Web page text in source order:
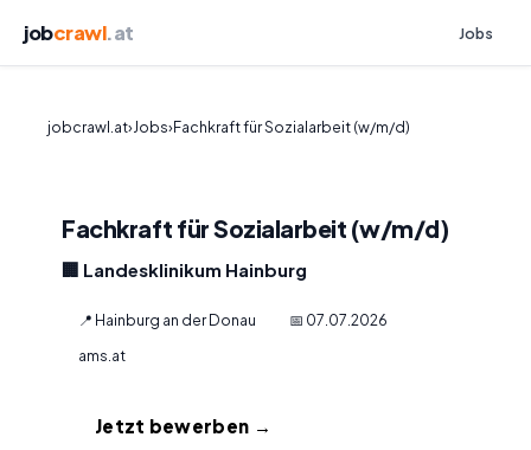
jobcrawl.at Jobs
jobcrawl.at›Jobs›Fachkraft für Sozialarbeit (w/m/d)
Fachkraft für Sozialarbeit (w/m/d)
🏢 Landesklinikum Hainburg
📍 Hainburg an der Donau
📅 07.07.2026
ams.at
Jetzt bewerben →